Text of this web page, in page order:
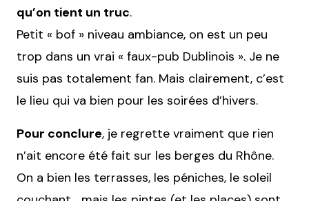
qu’on tient un truc.
Petit « bof » niveau ambiance, on est un peu
trop dans un vrai « faux-pub Dublinois ». Je ne
suis pas totalement fan. Mais clairement, c’est
le lieu qui va bien pour les soirées d’hivers.
Pour conclure, je regrette vraiment que rien
n’ait encore été fait sur les berges du Rhône.
On a bien les terrasses, les péniches, le soleil